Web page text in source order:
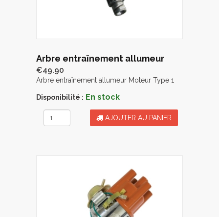
Arbre entraînement allumeur
€49.90
Arbre entraînement allumeur Moteur Type 1
Disponibilité : En stock
AJOUTER AU PANIER